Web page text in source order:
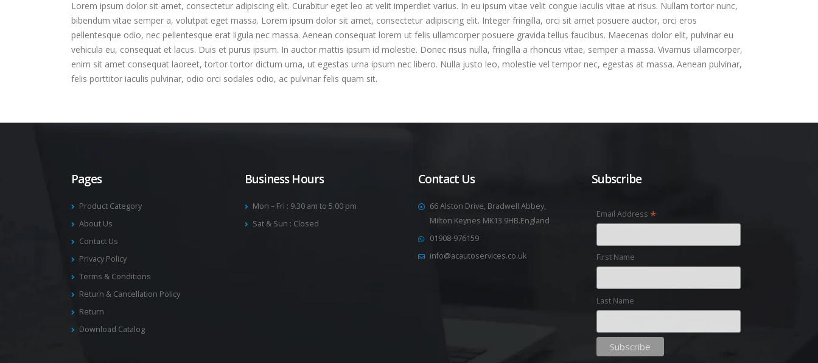
Lorem ipsum dolor sit amet, consectetur adipiscing elit. Curabitur eget leo at velit imperdiet varius. In eu ipsum vitae velit congue iaculis vitae at risus. Nullam tortor nunc,
bibendum vitae semper a, volutpat eget massa. Lorem ipsum dolor sit amet, consectetur adipiscing elit. Integer fringilla, orci sit amet posuere auctor, orci eros
pellentesque odio, nec pellentesque erat ligula nec massa. Aenean consequat lorem ut felis ullamcorper posuere gravida tellus faucibus. Maecenas dolor elit, pulvinar eu
vehicula eu, consequat et lacus. Duis et purus ipsum. In auctor mattis ipsum id molestie. Donec risus nulla, fringilla a rhoncus vitae, semper a massa. Vivamus ullamcorper,
enim sit amet consequat laoreet, tortor tortor dictum urna, ut egestas urna ipsum nec libero. Nulla justo leo, molestie vel tempor nec, egestas at massa. Aenean pulvinar,
felis porttitor iaculis pulvinar, odio orci sodales odio, ac pulvinar felis quam sit.
Pages
Product Category
About Us
Contact Us
Privacy Policy
Terms & Conditions
Return & Cancellation Policy
Return
Download Catalog
Business Hours
Mon – Fri : 9.30 am to 5.00 pm
Sat & Sun : Closed
Contact Us
66 Alston Drive, Bradwell Abbey,
Milton Keynes MK13 9HB.England
01908-976159
info@acautoservices.co.uk
Subscribe
Email Address *
First Name
Last Name